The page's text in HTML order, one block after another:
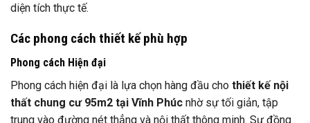
diện tích thực tế.
Các phong cách thiết kế phù hợp
Phong cách Hiện đại
Phong cách hiện đại là lựa chọn hàng đầu cho thiết kế nội
thất chung cư 95m2 tại Vĩnh Phúc nhờ sự tối giản, tập
trung vào đường nét thẳng và nội thất thông minh. Sự đồng